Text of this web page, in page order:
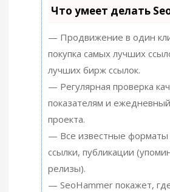
Что умеет делать
— Продвижение в один
покупка самых лучших
лучших бирж ссылок.
— Регулярная проверка
показателям и
проекта.
— Все известные форматы
ссылки, публикации
релизы).
— SeoHammer покажет,